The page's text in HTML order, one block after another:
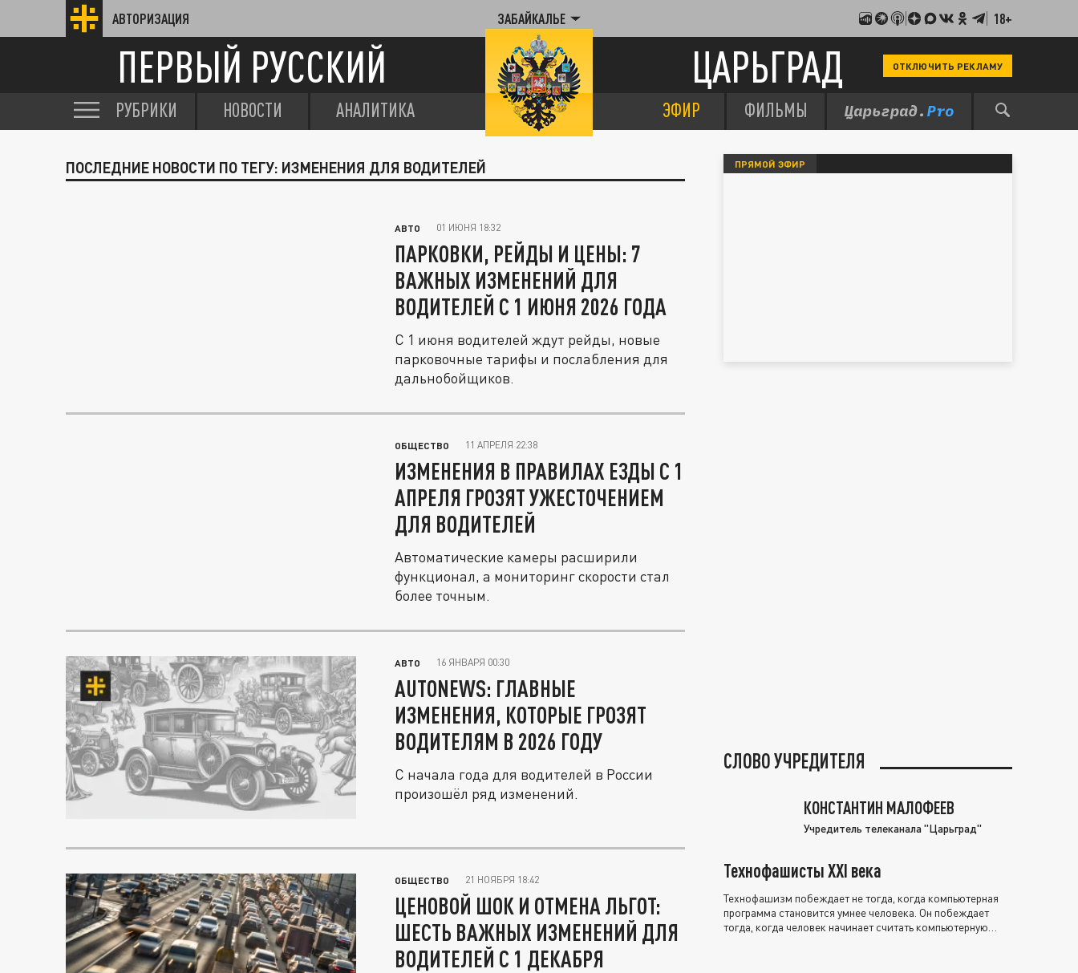
АВТОРИЗАЦИЯ ЗАБАЙКАЛЬЕ 18+
ПЕРВЫЙ РУССКИЙ ЦАРЬГРАД ОТКЛЮЧИТЬ РЕКЛАМУ
РУБРИКИ НОВОСТИ АНАЛИТИКА ЭФИР ФИЛЬМЫ
ПОСЛЕДНИЕ НОВОСТИ ПО ТЕГУ: ИЗМЕНЕНИЯ ДЛЯ ВОДИТЕЛЕЙ
АВТО 01 ИЮНЯ 18:32
ПАРКОВКИ, РЕЙДЫ И ЦЕНЫ: 7
ВАЖНЫХ ИЗМЕНЕНИЙ ДЛЯ
ВОДИТЕЛЕЙ С 1 ИЮНЯ 2026 ГОДА
С 1 июня водителей ждут рейды, новые
парковочные тарифы и послабления для
дальнобойщиков.
ОБЩЕСТВО 11 АПРЕЛЯ 22:38
ИЗМЕНЕНИЯ В ПРАВИЛАХ ЕЗДЫ С 1
АПРЕЛЯ ГРОЗЯТ УЖЕСТОЧЕНИЕМ
ДЛЯ ВОДИТЕЛЕЙ
Автоматические камеры расширили
функционал, а мониторинг скорости стал
более точным.
АВТО 16 ЯНВАРЯ 00:30
AUTONEWS: ГЛАВНЫЕ
ИЗМЕНЕНИЯ, КОТОРЫЕ ГРОЗЯТ
ВОДИТЕЛЯМ В 2026 ГОДУ
С начала года для водителей в России
произошёл ряд изменений.
ОБЩЕСТВО 21 НОЯБРЯ 18:42
ЦЕНОВОЙ ШОК И ОТМЕНА ЛЬГОТ:
ШЕСТЬ ВАЖНЫХ ИЗМЕНЕНИЙ ДЛЯ
ВОДИТЕЛЕЙ С 1 ДЕКАБРЯ
ПРЯМОЙ ЭФИР
СЛОВО УЧРЕДИТЕЛЯ
КОНСТАНТИН МАЛОФЕЕВ
Учредитель телеканала "Царьград"
Технофашисты XXI века
Технофашизм побеждает не тогда, когда компьютерная
программа становится умнее человека. Он побеждает
тогда, когда человек начинает считать компьютерную